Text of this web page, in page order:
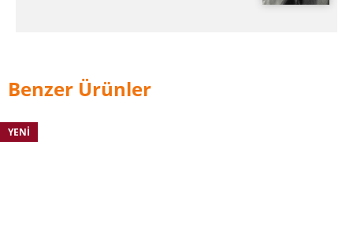
Benzer Ürünler
YENI